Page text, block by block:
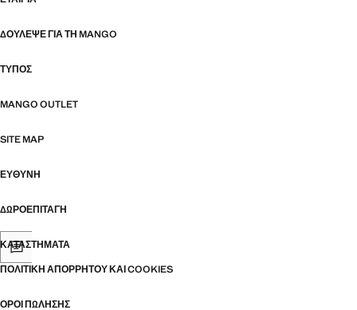
ΔΟΎΛΕΨΕ ΓΙΑ ΤΗ MANGO
ΤΎΠΟΣ
MANGO OUTLET
SITE MAP
ΕΥΘΥΝΗ
ΔΩΡΟΕΠΙΤΑΓΉ
ΚΑΤΑΣΤΉΜΑΤΑ
ΠΟΛΙΤΙΚΉ ΑΠΟΡΡΉΤΟΥ ΚΑΙ COOKIES
ΌΡΟΙ ΠΏΛΗΣΗΣ